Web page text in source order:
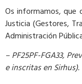
Os informamos, que
Justicia (Gestores,
Administración
– PF25PF-FGA33,
e inscritas en Sirhus).